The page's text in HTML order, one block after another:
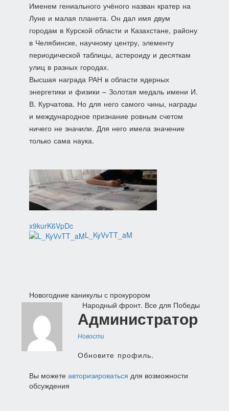
Именем гениального учёного назван кратер на
Луне и малая планета. Он дал имя двум
городам в Курской области и Казахстане, району
в Челябинске, научному центру, элементу
периодической таблицы, астероиду и десяткам
улиц в разных городах.
Высшая награда РАН в области ядерных
энергетики и физики – Золотая медаль имени И.
В. Курчатова. Но для него самого чины, награды
и международное признание ровным счетом
ничего не значили. Для него имела значение
только сама наука.
x9kurK6VpDc
L_KyVvTT_aM
Навигация
по
записям
Новогодние каникулы с прокурором
Народный фронт. Все для Победы
Администратор
Новости
Обновите профиль.
Вы можете авторизироваться для возможности
обсуждения